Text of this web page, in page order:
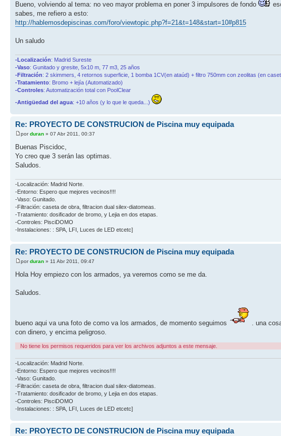
Bueno, volviendo al tema: no veo mayor problema en poner 3 impulsores de fondo
sabes, me refiero a esto:
http://hablemosdepiscinas.com/foro/viewtopic.php?f=21&t=148&start=10#p815
Un saludo
-Localización: Madrid Sureste
-Vaso: Gunitado y gresite, 5x10 m, 77 m3, 25 años
-Filtración: 2 skimmers, 4 retornos superficie, 1 bomba 1CV(en ataúd) + filtro 750mm con zeolitas (en
-Tratamiento: Bromo + lejía (Automatizado)
-Controles: Automatización total con PoolClear
-Antigüedad del agua: +10 años (y lo que le queda...)
Re: PROYECTO DE CONSTRUCION de Piscina muy equipada
porduran » 07 Abr 2011, 00:37
Buenas Piscidoc,
Yo creo que 3 serán las optimas.
Saludos.
-Localización: Madrid Norte.
-Entorno: Espero que mejores vecinos!!!!
-Vaso: Gunitado.
-Filtración: caseta de obra, filtracion dual silex-diatomeas.
-Tratamiento: dosificador de bromo, y Lejia en dos etapas.
-Controles: PisciDOMO
-Instalaciones: : SPA, LFI, Luces de LED etcetc]
Re: PROYECTO DE CONSTRUCION de Piscina muy equipada
porduran » 11 Abr 2011, 09:47
Hola Hoy empiezo con los armados, ya veremos como se me da.
Saludos.
bueno aqui va una foto de como va los armados, de momento seguimos . una
con dinero, y encima peligroso.
No tiene los permisos requeridos para ver los archivos adjuntos a este mensaje.
-Localización: Madrid Norte.
-Entorno: Espero que mejores vecinos!!!!
-Vaso: Gunitado.
-Filtración: caseta de obra, filtracion dual silex-diatomeas.
-Tratamiento: dosificador de bromo, y Lejia en dos etapas.
-Controles: PisciDOMO
-Instalaciones: : SPA, LFI, Luces de LED etcetc]
Re: PROYECTO DE CONSTRUCION de Piscina muy equipada